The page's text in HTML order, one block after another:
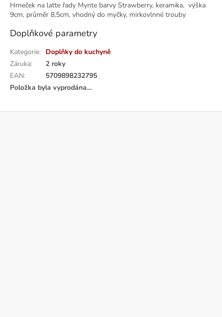
Hrneček na latte řady Mynte barvy Strawberry, keramika, výška
9cm, průměr 8,5cm, vhodný do myčky, mirkovlnné trouby
Doplňkové parametry
Kategorie: Doplňky do kuchyně
Záruka:
2 roky
EAN:
5709898232795
Položka byla vyprodána…
Z